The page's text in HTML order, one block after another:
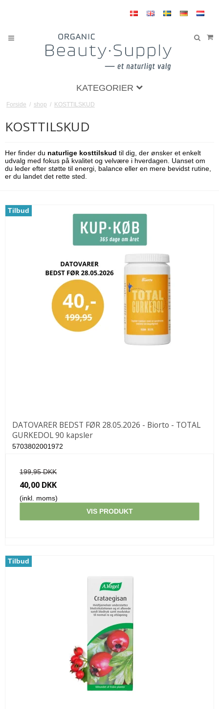
KATEGORIER
Forside / shop / KOSTTILSKUD
KOSTTILSKUD
Her finder du naturlige kosttilskud til dig, der ønsker et enkelt
udvalg med fokus på kvalitet og velvære i hverdagen. Uanset om
du leder efter støtte til energi, balance eller en mere bevidst rutine,
er du landet det rette sted.
Tilbud
DATOVARER BEDST FØR 28.05.2026 - Biorto - TOTAL
GURKEDOL 90 kapsler
5703802001972
199,95 DKK
40,00 DKK
(inkl. moms)
VIS PRODUKT
Tilbud